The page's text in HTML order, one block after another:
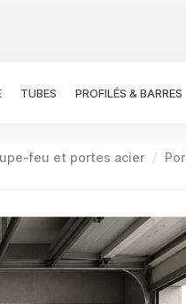
TUBES PROFILÉS & BARRES
feu et portes acier